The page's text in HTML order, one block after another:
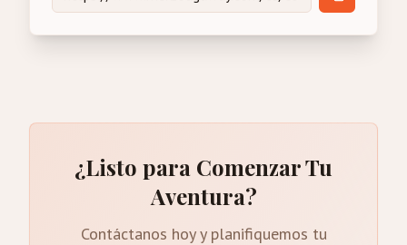
¿Listo para Comenzar Tu
Aventura?
Contáctanos hoy y planifiquemos tu